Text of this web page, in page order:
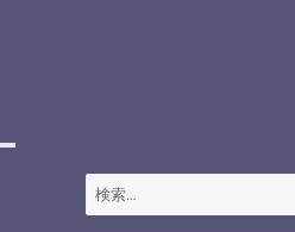
検
索: